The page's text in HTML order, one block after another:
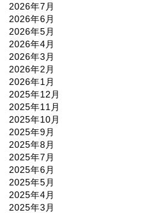
2026年7月
2026年6月
2026年5月
2026年4月
2026年3月
2026年2月
2026年1月
2025年12月
2025年11月
2025年10月
2025年9月
2025年8月
2025年7月
2025年6月
2025年5月
2025年4月
2025年3月